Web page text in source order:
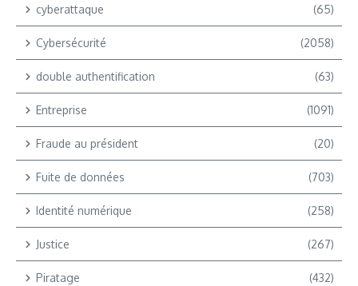
cyberattaque (65)
Cybersécurité (2058)
double authentification (63)
Entreprise (1091)
Fraude au président (20)
Fuite de données (703)
Identité numérique (258)
Justice (267)
Piratage (432)